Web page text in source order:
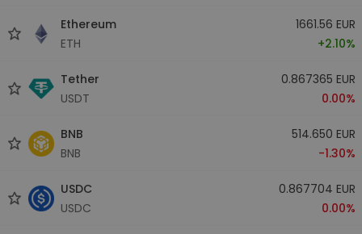
Ethereum
ETH
1661.56 EUR
+2.10%
Tether
USDT
0.867365 EUR
0.00%
BNB
BNB
514.650 EUR
-1.30%
USDC
USDC
0.867704 EUR
0.00%